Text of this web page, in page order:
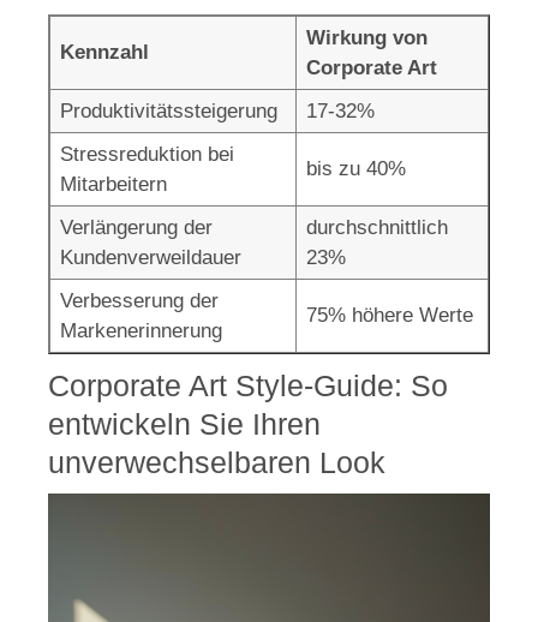
Kennzahl
Wirkung von
Corporate Art
Produktivitätssteigerung
17-32%
Stressreduktion bei
Mitarbeitern
bis zu 40%
Verlängerung der
Kundenverweildauer
durchschnittlich
23%
Verbesserung der
Markenerinnerung
75% höhere Werte
Corporate Art Style-Guide: So
entwickeln Sie Ihren
unverwechselbaren Look